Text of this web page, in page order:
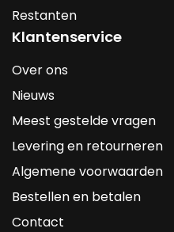
Restanten
Klantenservice
Over ons
Nieuws
Meest gestelde vragen
Levering en retourneren
Algemene voorwaarden
Bestellen en betalen
Contact